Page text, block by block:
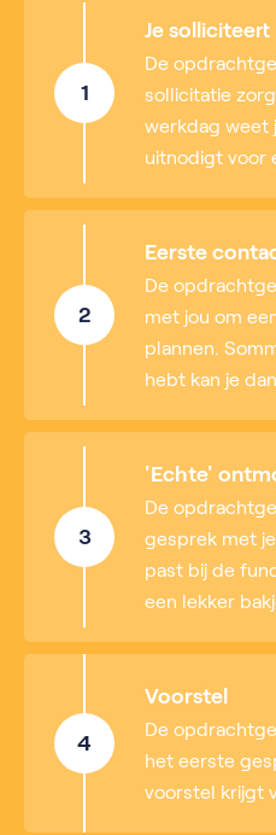
1
Je solliciteert
De
sollicitatie
werkdag weet
uitnodigt voor
2
Eerste
De
met jou om
plannen.
hebt kan je
3
'Echte'
De
gesprek met
past bij de
een lekker
4
Voorstel
De
het eerste
voorstel krijgt